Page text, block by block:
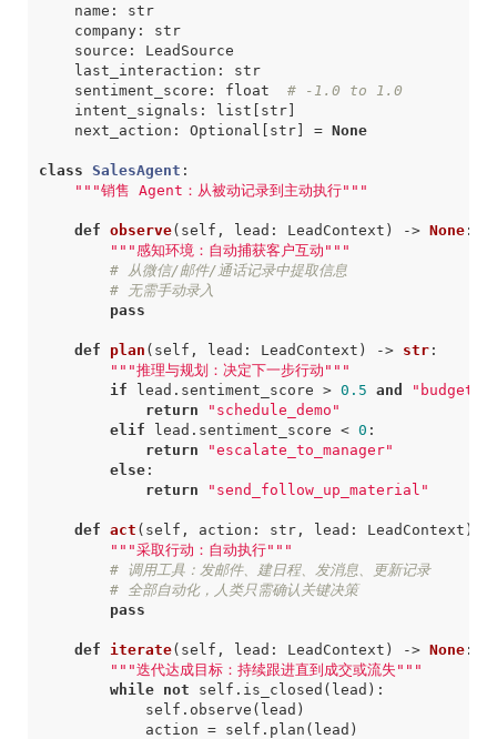
name :
str
company:
str
source :
LeadSource
last_interaction :
str
sentiment_score : float
# -1.0 to 1.0
intent_signals : list [ str]
next_action : Optional [ str] = None
class SalesAgent :
"""销售 Agent：从被动记录到主动执行"""
def observe( self , lead : LeadContext ) -> None:
"""感知环境：自动捕获客户互动"""
# 从微信/邮件/通话记录中提取信息
# 无需手动录入
pass
def plan ( self , lead : LeadContext ) -> str:
"""推理与规划：决定下一步行动"""
if
lead . sentiment_score > 0.5 and "budget"
return
"schedule_demo"
elif
lead . sentiment_score < 0 :
return
"escalate_to_manager"
else:
return
"send_follow_up_material"
def act ( self , action : str, lead : LeadContext )
"""采取行动：自动执行"""
# 调用工具：发邮件、建日程、发消息、更新记录
# 全部自动化，人类只需确认关键决策
pass
def iterate( self , lead : LeadContext ) -> None:
"""迭代达成目标：持续跟进直到成交或流失"""
while
not self . is_closed ( lead ):
self . observe ( lead )
action = self . plan ( lead )